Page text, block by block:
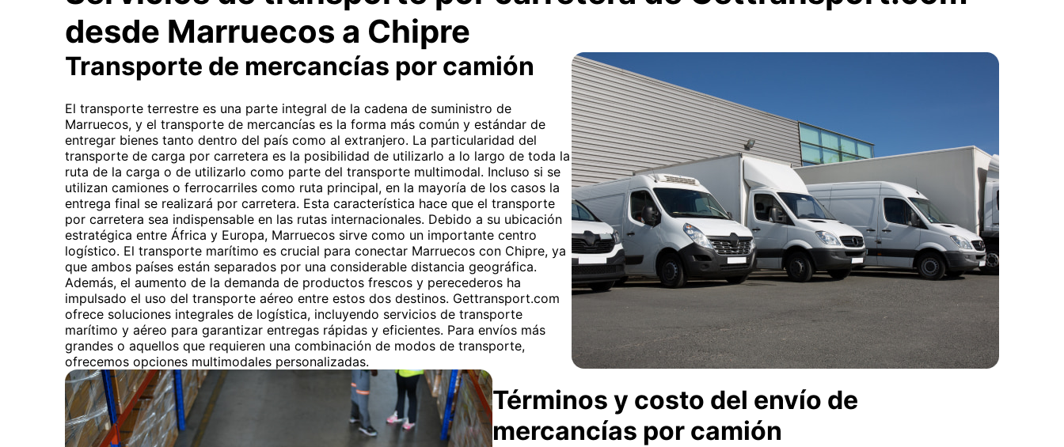
desde Marruecos a Chipre
Transporte de mercancías por camión
El transporte terrestre es una parte integral de la cadena de suministro de
Marruecos, y el transporte de mercancías es la forma más común y estándar de
entregar bienes tanto dentro del país como al extranjero. La particularidad del
transporte de carga por carretera es la posibilidad de utilizarlo a lo largo de toda la
ruta de la carga o de utilizarlo como parte del transporte multimodal. Incluso si se
utilizan camiones o ferrocarriles como ruta principal, en la mayoría de los casos la
entrega final se realizará por carretera. Esta característica hace que el transporte
por carretera sea indispensable en las rutas internacionales. Debido a su ubicación
estratégica entre África y Europa, Marruecos sirve como un importante centro
logístico. El transporte marítimo es crucial para conectar Marruecos con Chipre, ya
que ambos países están separados por una considerable distancia geográfica.
Además, el aumento de la demanda de productos frescos y perecederos ha
impulsado el uso del transporte aéreo entre estos dos destinos. Gettransport.com
ofrece soluciones integrales de logística, incluyendo servicios de transporte
marítimo y aéreo para garantizar entregas rápidas y eficientes. Para envíos más
grandes o aquellos que requieren una combinación de modos de transporte,
ofrecemos opciones multimodales personalizadas.
Términos y costo del envío de
mercancías por camión